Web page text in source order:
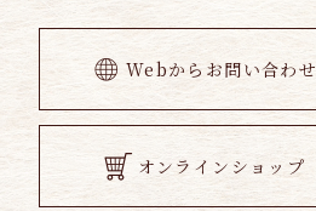
Webからお問い合わせ
オンラインショップ